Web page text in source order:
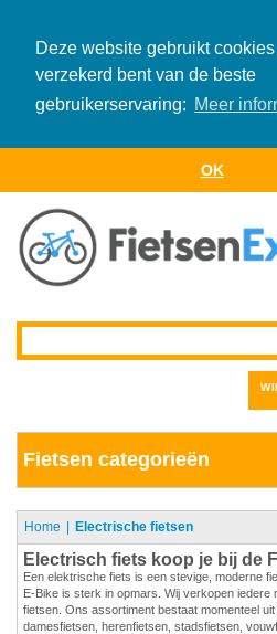
Deze website gebruikt
verzekerd bent van de beste
gebruikerservaring: Meer
OK
Fietsen categorieën
Home Electrische fietsen
Electrisch fiets koop je bij de
Een elektrische fiets is een stevige, moderne
E-Bike is sterk in opmars. Wij verkopen
fietsen. Ons assortiment bestaat momenteel
damesfietsen, herenfietsen, stadsfietsen,